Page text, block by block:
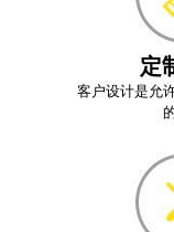
定
客户设计是允